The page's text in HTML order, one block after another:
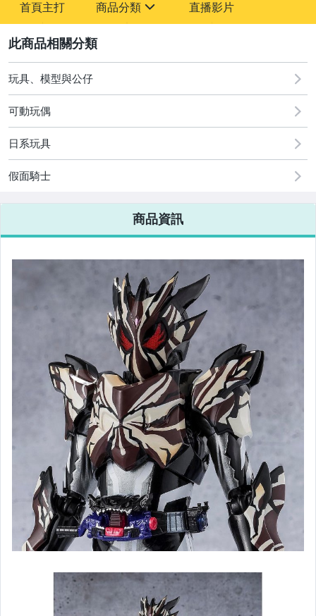
首頁主打 商品分類
玩具、模型與公仔
電玩遊戲與主機
直播影片
玩具、模型與公仔
可動玩偶
日系玩具
假面騎士
商品資訊